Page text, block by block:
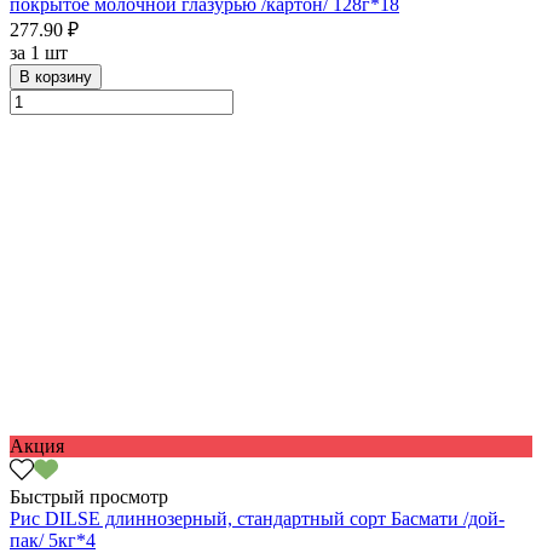
покрытое молочной глазурью /картон/ 128г*18
277.90 ₽
за 1 шт
В корзину
Акция
Быстрый просмотр
Рис DILSE длиннозерный, стандартный сорт Басмати /дой-
пак/ 5кг*4